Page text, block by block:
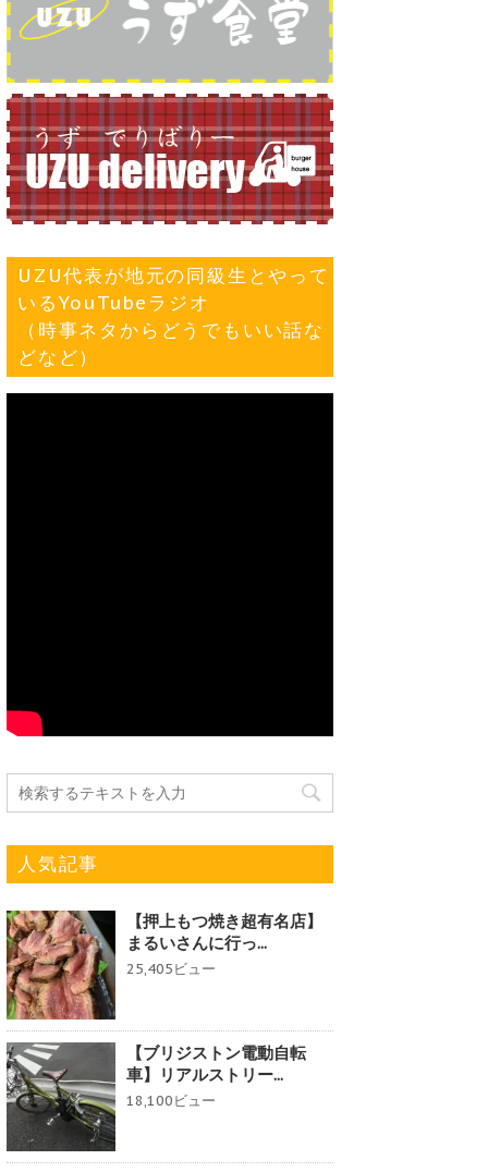
UZU代表が地元の同級生とやって
いるYouTubeラジオ
（時事ネタからどうでもいい話な
どなど）
人気記事
【押上もつ焼き超有名店】
まるいさんに行っ...
25,405ビュー
【ブリジストン電動自転
車】リアルストリー...
18,100ビュー